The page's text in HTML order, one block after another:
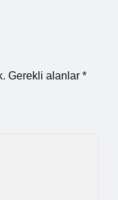
Gerekli alanlar *